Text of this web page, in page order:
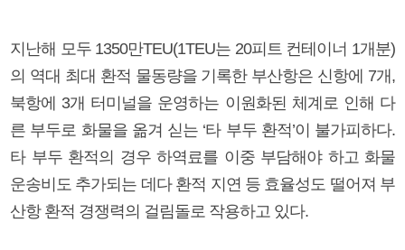
지난해 모두 1350만TEU(1TEU는 20피트 컨테이너 1개분)
의 역대 최대 환적 물동량을 기록한 부산항은 신항에 7개,
북항에 3개 터미널을 운영하는 이원화된 체계로 인해 다
른 부두로 화물을 옮겨 싣는 ‘타 부두 환적’이 불가피하다.
타 부두 환적의 경우 하역료를 이중 부담해야 하고 화물
운송비도 추가되는 데다 환적 지연 등 효율성도 떨어져 부
산항 환적 경쟁력의 걸림돌로 작용하고 있다.